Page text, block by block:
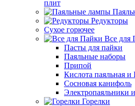
плит
Редукторы
Сухое горючее
Все для
Пасты для пайки
Паяльные наборы
Припой
Кислота паяльная
Сосновая канифоль
Электропаяльники
Горелки